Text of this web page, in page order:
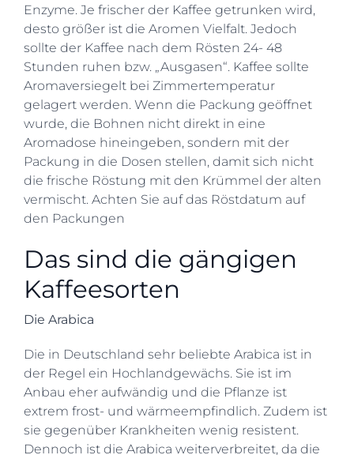
Enzyme. Je frischer der Kaffee getrunken wird,
desto größer ist die Aromen Vielfalt. Jedoch
sollte der Kaffee nach dem Rösten 24- 48
Stunden ruhen bzw. „Ausgasen“. Kaffee sollte
Aromaversiegelt bei Zimmertemperatur
gelagert werden. Wenn die Packung geöffnet
wurde, die Bohnen nicht direkt in eine
Aromadose hineingeben, sondern mit der
Packung in die Dosen stellen, damit sich nicht
die frische Röstung mit den Krümmel der alten
vermischt. Achten Sie auf das Röstdatum auf
den Packungen
Das sind die gängigen
Kaffeesorten
Die Arabica
Die in Deutschland sehr beliebte Arabica ist in
der Regel ein Hochlandgewächs. Sie ist im
Anbau eher aufwändig und die Pflanze ist
extrem frost- und wärmeempfindlich. Zudem ist
sie gegenüber Krankheiten wenig resistent.
Dennoch ist die Arabica weiterverbreitet, da die